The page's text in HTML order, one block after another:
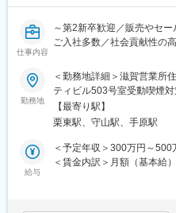
■キャリアパス：
・将来的には、組織全体を
ただくことを期待していま
・残業時間：20h程度
・土日祝休／年間休日123日
・マイカー通勤可
試薬品質管理チーム
└29名配属（正社員：9名、
仕事内容
～第2新卒歓迎／販売やセ
ご入社多数／社会貢献性の
■職務概要
調剤薬局やドラッグストア
分包機」や「リアルタイム
販売いただきます。
・提案資料作成
・顧客要望のヒアリング、
勤務地
＜勤務地詳細＞滋賀営業
ティビル503号室受動喫煙
の定める事業所（リモート
【最寄り駅】
栗東駅、守山駅、手原駅
給与
＜予定年収＞300万円～
＜賃金内訳＞月額（基本給